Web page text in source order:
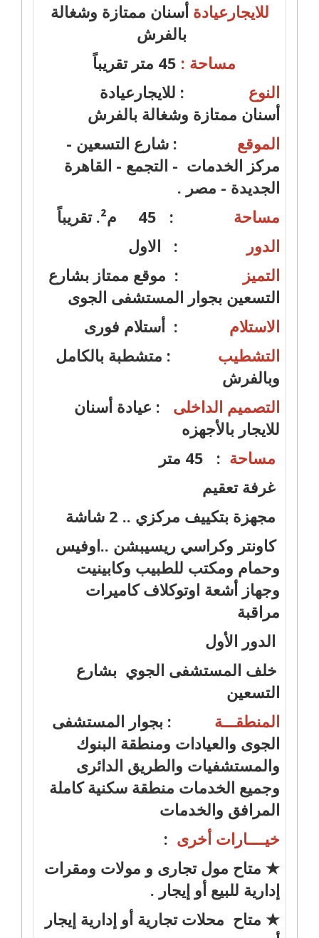
للايجارعيادةأسنان ممتازة وشغالة
بالفرش
مساحة :
النوع
: للايجارعيادة
أسنان ممتازة وشغالة بالفرش
الموقع
: شارع التسعين -
مركز الخدمات - التجمع - القاهرة
الجديدة - مصر .
مساحة
: 45 م². تقريباً
الدور
: الاول
التميز
: موقع ممتاز بشارع
التسعين بجوار المستشفى الجوى
الاستلام
: أستلام فورى
التشطيب
: متشطبة بالكامل
وبالفرش
التصميم الداخلى : عيادة أسنان
للايجار بالأجهزه
مساحة : 45 متر
غرفة تعقيم
مجهزة بتكييف مركزي .. 2 شاشة
كاونتر وكراسي ريسيبشن ..اوفيس
وحمام ومكتب للطبيب وكابينيت
وجهاز أشعة اوتوكلاف كاميرات
مراقبة
الدور الأول
خلف المستشفى الجوي بشارع
التسعين
المنطقـــة
: بجوار المستشفى
الجوى والعيادات ومنطقة البنوك
والمستشفيات والطريق الدائرى
وجميع الخدمات منطقة سكنية كاملة
المرافق والخدمات
خيــــارات أخرى :
★ متاح مول تجارى و مولات ومقرات
إدارية للبيع أو إيجار .
★ متاح محلات تجارية أو إدارية إيجار